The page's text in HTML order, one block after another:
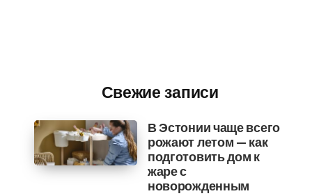
Свежие записи
В Эстонии чаще всего
рожают летом — как
подготовить дом к
жаре с
новорожденным